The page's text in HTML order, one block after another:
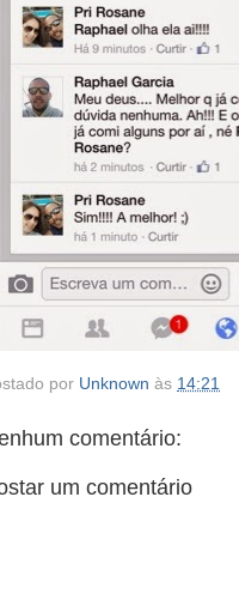
por Unknown às 14:21
comentário:
um comentário